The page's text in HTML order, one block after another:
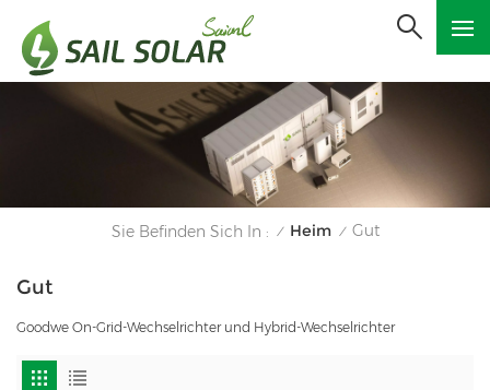
Sie Befinden Sich In : / Heim / Gut
Gut
Goodwe On-Grid-Wechselrichter und Hybrid-Wechselrichter